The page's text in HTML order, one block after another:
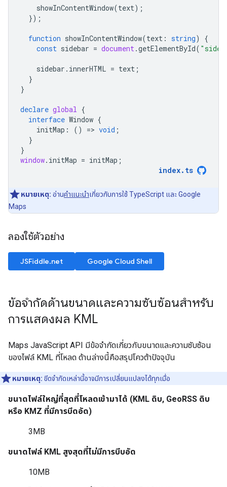
showInContentWindow(text);
});
function showInContentWindow(text : string)
{
const sidebar = document.getElementById(
sidebar . innerHTML = text ;
}
}
declare global {
interface Window {
initMap : () => void ;
}
}
window. initMap = initMap ;
index. ts
หมายเหตุ: อ่านคำแนะนำเกี่ยวกับการใช้ TypeScript และ Google
Maps
ลองใช้ตัวอย่าง
JSFiddle.net Google Cloud Shell
ข้อจำกัดด้านขนาดและความซับซ้อนสำหรับ
การแสดงผล KML
Maps JavaScript API มีข้อจำกัดเกี่ยวกับขนาดและความซับซ้อน
ของไฟล์ KML ที่โหลด ด้านล่างนี้คือสรุปโควต้าปัจจุบัน
หมายเหตุ: ขีดจำกัดเหล่านี้อาจมีการเปลี่ยนแปลงได้ทุกเมื่อ
ขนาดไฟล์ใหญ่ที่สุดที่โหลดเข้ามาได้ (KML ดิบ, GeoRSS ดิบ
หรือ KMZ ที่มีการบีดอัด)
3MB
ขนาดไฟล์ KML สูงสุดที่ไม่มีการบีบอัด
10MB